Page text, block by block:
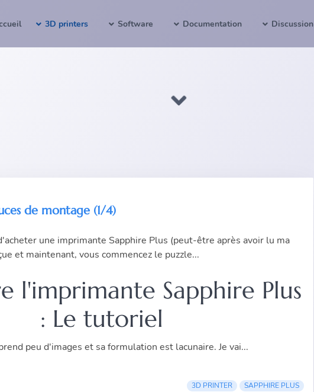
3D printers Software Documentation Discussion
de montage (1/4)
une imprimante Sapphire Plus (peut-être après avoir lu ma
et maintenant, vous commencez le puzzle...
l'imprimante Sapphire Plus
: Le tutoriel
peu d'images et sa formulation est lacunaire. Je vai...
3D PRINTER SAPPHIRE PLUS